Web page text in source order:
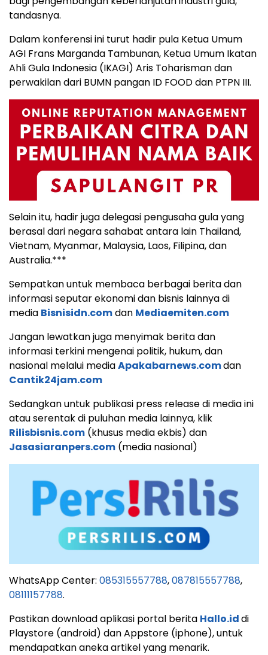
tandasnya.
Dalam konferensi ini turut hadir pula Ketua Umum
AGI Frans Marganda Tambunan, Ketua Umum Ikatan
Ahli Gula Indonesia (IKAGI) Aris Toharisman dan
perwakilan dari BUMN pangan ID FOOD dan PTPN III.
Selain itu, hadir juga delegasi pengusaha gula yang
berasal dari negara sahabat antara lain Thailand,
Vietnam, Myanmar, Malaysia, Laos, Filipina, dan
Australia.***
Sempatkan untuk membaca berbagai berita dan
informasi seputar ekonomi dan bisnis lainnya di
media Bisnisidn.comdan Mediaemiten.com
Jangan lewatkan juga menyimak berita dan
informasi terkini mengenai politik, hukum, dan
nasional melalui mediaApakabarnews.comdan
Cantik24jam.com
Sedangkan untuk publikasi press release di media ini
atau serentak di puluhan media lainnya, klik
Rilisbisnis.com (khusus media ekbis) dan
Jasasiaranpers.com (media nasional)
WhatsApp Center: 085315557788,087815557788,
08111157788.
Pastikan download aplikasi portal berita Hallo.iddi
Playstore (android) dan Appstore (iphone), untuk
mendapatkan aneka artikel yang menarik.